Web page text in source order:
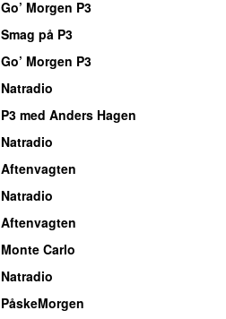
Go’ Morgen P3
Smag på P3
Go’ Morgen P3
Natradio
P3 med Anders Hagen
Natradio
Aftenvagten
Natradio
Aftenvagten
Monte Carlo
Natradio
PåskeMorgen